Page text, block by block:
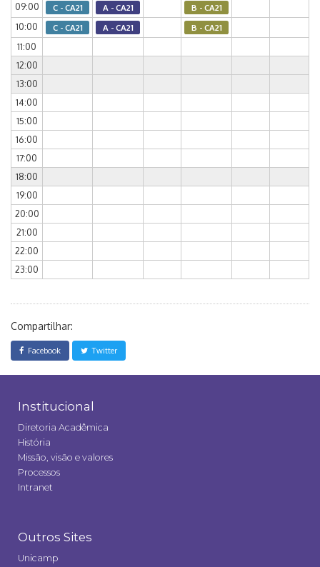
09:00 C - CA21 A - CA21 B - CA21
10:00 C - CA21 A - CA21 B - CA21
11:00
12:00
13:00
14:00
15:00
16:00
17:00
18:00
19:00
20:00
21:00
22:00
23:00
Compartilhar:
Facebook Twitter
Institucional
Diretoria Acadêmica
História
Missão, visão e valores
Processos
Intranet
Outros Sites
Unicamp